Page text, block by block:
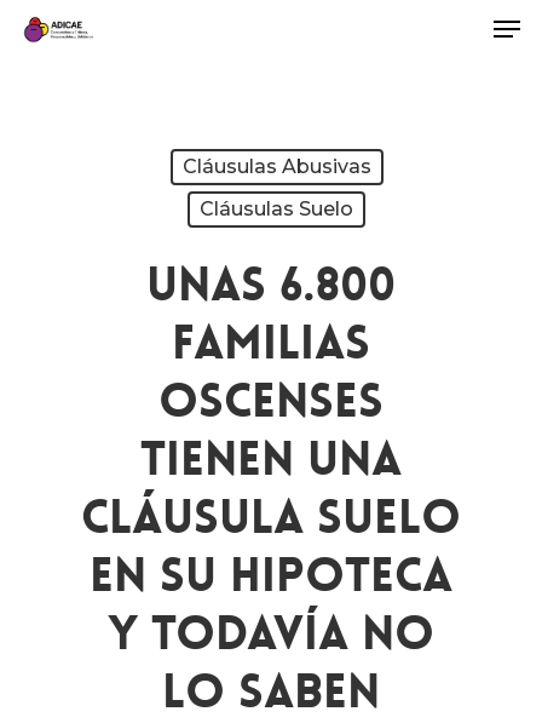
Cláusulas Abusivas
Cláusulas Suelo
Unas 6.800
Familias
Oscenses
Tienen Una
Cláusula Suelo
En Su Hipoteca
Y Todavía No
Lo Saben